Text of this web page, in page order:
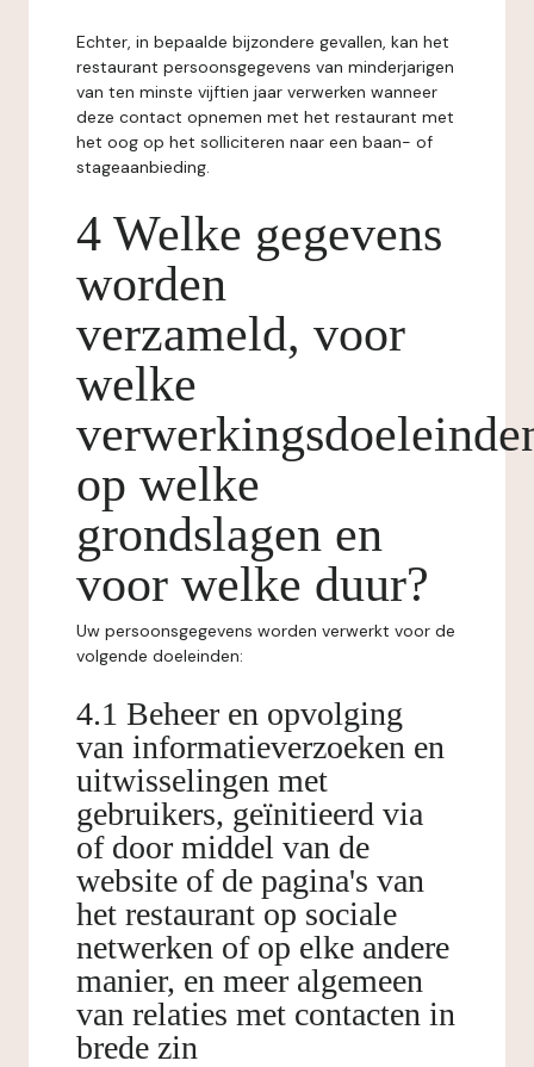
Echter, in bepaalde bijzondere gevallen, kan het
restaurant persoonsgegevens van minderjarigen
van ten minste vijftien jaar verwerken wanneer
deze contact opnemen met het restaurant met
het oog op het solliciteren naar een baan- of
stageaanbieding.
4 Welke gegevens
worden
verzameld, voor
welke
op welke
grondslagen en
voor welke duur?
Uw persoonsgegevens worden verwerkt voor de
volgende doeleinden:
4.1 Beheer en opvolging
van informatieverzoeken en
uitwisselingen met
gebruikers, geïnitieerd via
of door middel van de
website of de pagina's van
het restaurant op sociale
netwerken of op elke andere
manier, en meer algemeen
van relaties met contacten in
brede zin